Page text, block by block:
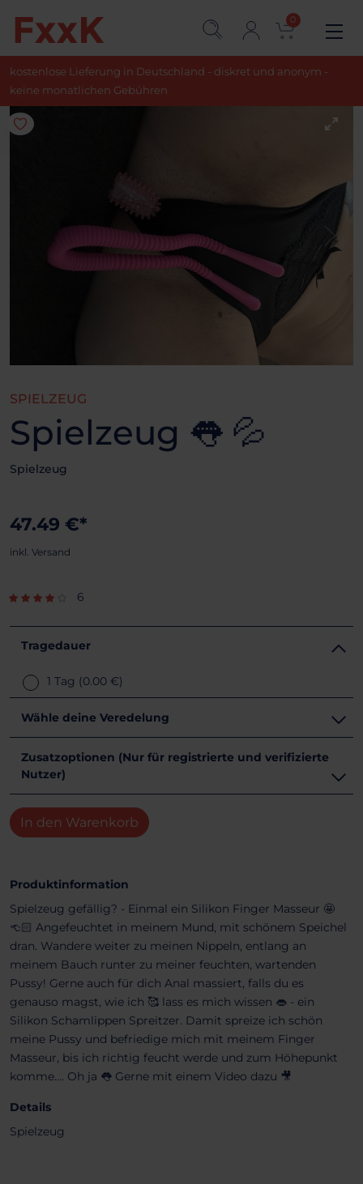
0
kostenlose Lieferung in Deutschland - diskret und anonym -
keine monatlichen Gebühren
SPIELZEUG
Spielzeug 👅 💦
Spielzeug
47.49 €*
inkl. Versand
6
Tragedauer
1 Tag (0.00 €)
Wähle deine Veredelung
Zusatzoptionen (Nur für registrierte und verifizierte
Nutzer)
In den Warenkorb
Produktinformation
Spielzeug gefällig? - Einmal ein Silikon Finger Masseur 🤩
👈🏻 Angefeuchtet in meinem Mund, mit schönem Speichel
dran. Wandere weiter zu meinen Nippeln, entlang an
meinem Bauch runter zu meiner feuchten, wartenden
Pussy! Gerne auch für dich Anal massiert, falls du es
genauso magst, wie ich 🥰 lass es mich wissen 👄 - ein
Silikon Schamlippen Spreitzer. Damit spreize ich schön
meine Pussy und befriedige mich mit meinem Finger
Masseur, bis ich richtig feucht werde und zum Höhepunkt
komme…. Oh ja 👅 Gerne mit einem Video dazu 🎥
Details
Spielzeug